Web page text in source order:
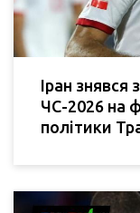
Іран знявся
ЧС-2026 на
політики